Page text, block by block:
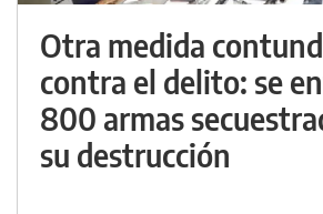
Otra medida
contra el delito: se
800 armas
su destrucción